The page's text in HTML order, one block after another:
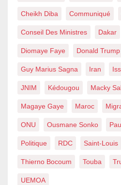
Cheikh Diba Communiqué
Conseil Des Ministres Dakar
Diomaye Faye Donald Trump
Guy Marius Sagna Iran
JNIM Kédougou Macky
Magaye Gaye Maroc
ONU Ousmane Sonko
Politique RDC Saint-Louis
Thierno Bocoum Touba
UEMOA